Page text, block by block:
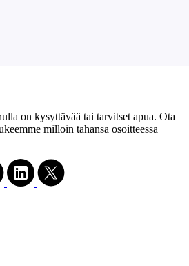
on kysyttävää tai tarvitset apua. Ota
milloin tahansa osoitteessa